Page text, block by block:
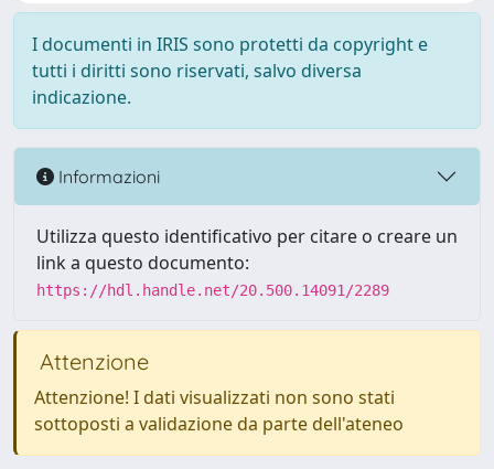
I documenti in IRIS sono protetti da copyright e
tutti i diritti sono riservati, salvo diversa
indicazione.
Informazioni
Utilizza questo identificativo per citare o creare un
link a questo documento:
https://hdl.handle.net/20.500.14091/2289
Attenzione
Attenzione! I dati visualizzati non sono stati
sottoposti a validazione da parte dell'ateneo